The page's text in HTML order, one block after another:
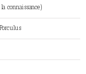
connaissance)